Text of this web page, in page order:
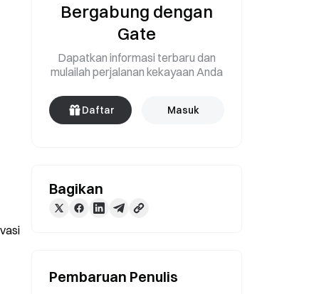
Bergabung dengan
Gate
Dapatkan informasi terbaru dan
mulailah perjalanan kekayaan Anda
Daftar Masuk
Bagikan
Pembaruan Penulis